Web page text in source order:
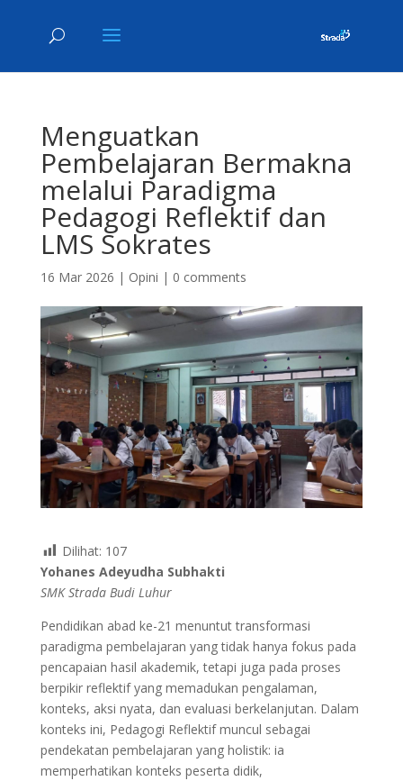
Menguatkan
Pembelajaran Bermakna
melalui Paradigma
Pedagogi Reflektif dan
LMS Sokrates
16 Mar 2026 | Opini | 0 comments
Dilihat: 107
Yohanes Adeyudha Subhakti
SMK Strada Budi Luhur
Pendidikan abad ke-21 menuntut transformasi
paradigma pembelajaran yang tidak hanya fokus pada
pencapaian hasil akademik, tetapi juga pada proses
berpikir reflektif yang memadukan pengalaman,
konteks, aksi nyata, dan evaluasi berkelanjutan. Dalam
konteks ini, Pedagogi Reflektif muncul sebagai
pendekatan pembelajaran yang holistik: ia
memperhatikan konteks peserta didik,